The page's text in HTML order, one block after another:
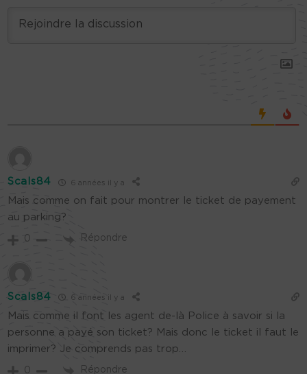
Scals84 6 années il y a
Mais comme on fait pour montrer le ticket de payement
au parking?
0 Répondre
Scals84 6 années il y a
Mais comme il font les agent de-là Police à savoir si la
personne a payé son ticket? Mais donc le ticket il faut le
imprimer? Je comprends pas trop…
0 Répondre